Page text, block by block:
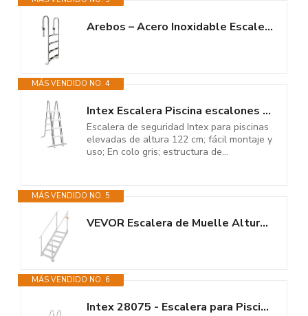
Arebos – Acero Inoxidable Escalera para Piscina de | 4 peldaños | con...
MÁS VENDIDO NO. 4
Intex Escalera Piscina escalones extraíbles 122 cm (55058)
Escalera de seguridad Intex para piscinas
elevadas de altura 122 cm; fácil montaje y
uso; En colo gris; estructura de...
MÁS VENDIDO NO. 5
VEVOR Escalera de Muelle Altura Ajustable 109-130 cm Pontón Escalera para...
MÁS VENDIDO NO. 6
Intex 28075 - Escalera para Piscinas de Altura de 91 hasta 107 cm, Acero